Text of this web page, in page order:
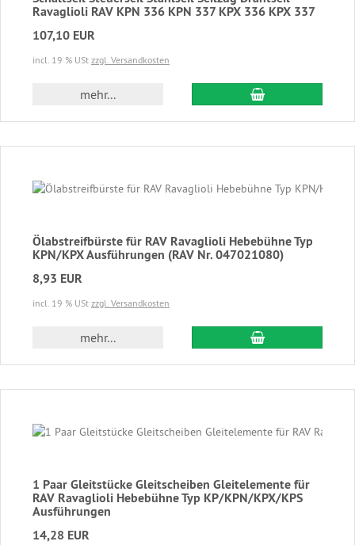
Ravaglioli RAV KPN 336 KPN 337 KPX 336 KPX 337
107,10 EUR
incl. 19 % USt zzgl. Versandkosten
mehr... In den
Ölabstreifbürste für RAV Ravaglioli Hebebühne Typ
KPN/KPX Ausführungen (RAV Nr. 047021080)
8,93 EUR
incl. 19 % USt zzgl. Versandkosten
mehr... In den
1 Paar Gleitstücke Gleitscheiben Gleitelemente für
RAV Ravaglioli Hebebühne Typ KP/KPN/KPX/KPS
Ausführungen
14,28 EUR